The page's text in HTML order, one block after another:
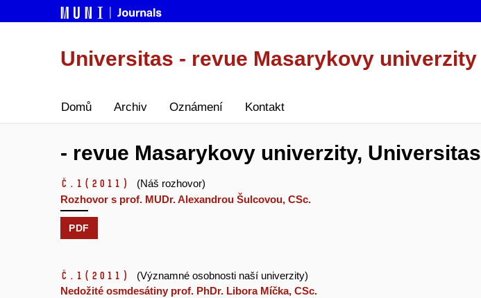
Universitas - revue Masarykovy univerzity
Domů Archiv Oznámení Kontakt
- revue Masarykovy univerzity, Universitas
č.1 (2011)
(Náš rozhovor)
Rozhovor s prof. MUDr. Alexandrou Šulcovou, CSc.
PDF
č.1 (2011)
(Významné osobnosti naší univerzity)
Nedožité osmdesátiny prof. PhDr. Libora Míčka, CSc.